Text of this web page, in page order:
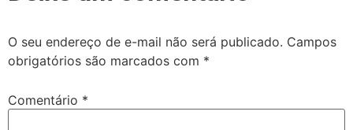
O seu endereço de e-mail não será publicado. Campos
obrigatórios são marcados com *
Comentário *